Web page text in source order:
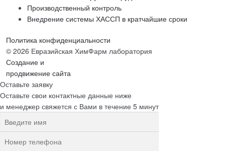
Производственный контроль
Внедрение системы ХАССП в кратчайшие сроки
Политика конфиденциальности
© 2026 Евразийская ХимФарм лаборатория
Создание и
продвижение сайта
Оставьте заявку
Оставьте свои контактные данные ниже
и менеджер свяжется с Вами в течение 5 минут